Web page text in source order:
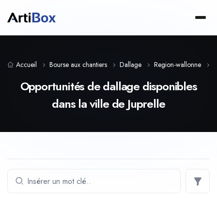
Accueil Bourse aux chantiers Dallage Region-wallonne
Opportunités de dallage disponibles
dans la ville de Juprelle